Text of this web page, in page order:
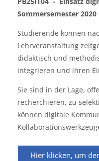
Sommersemester 2020
Studierende können
Lehrveranstaltung
didaktisch und
integrieren und ihren
Sie sind in der Lage,
recherchieren, zu
können digitale
Hier klicken, um